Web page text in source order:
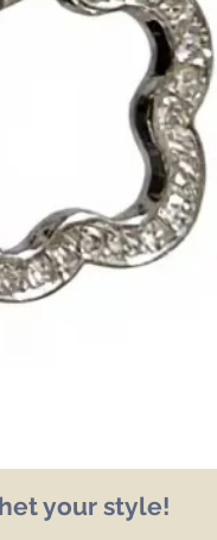
your style!